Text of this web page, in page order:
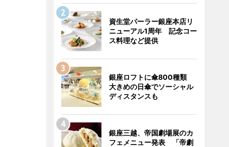
資生堂パーラー銀座本店リ
ニューアル1周年 記念コー
ス料理など提供
銀座ロフトに傘800種類
大きめの日傘でソーシャル
ディスタンスも
銀座三越、帝国劇場展のカ
フェメニュー発表 「帝劇